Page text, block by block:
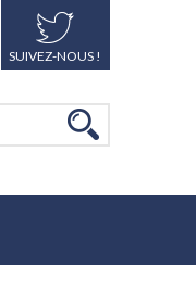
SUIVEZ-NOUS !